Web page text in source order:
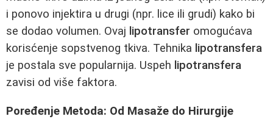
i ponovo injektira u drugi (npr. lice ili grudi) kako bi
se dodao volumen. Ovaj lipotransfer omogućava
korisćenje sopstvenog tkiva. Tehnika lipotransfera
je postala sve popularnija. Uspeh lipotransfera
zavisi od više faktora.
Poređenje Metoda: Od Masaže do Hirurgije